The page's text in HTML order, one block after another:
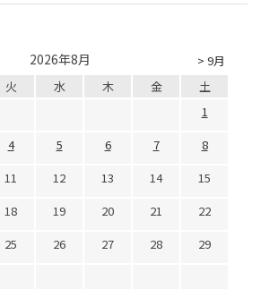
> 9月
2026年8月
火 水 木 金
土
1
4 5 6 7
8
11 12 13 14
15
18 19 20 21
22
25 26 27 28
29